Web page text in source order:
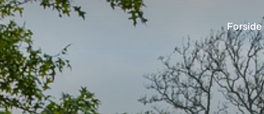
Forside